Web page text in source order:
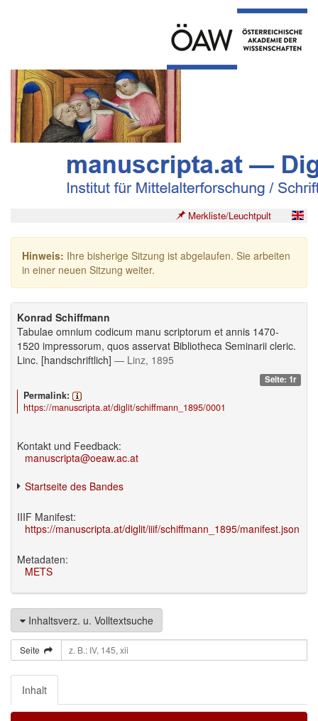
Merkliste/Leuchtpult
Hinweis: Ihre bisherige Sitzung ist abgelaufen. Sie arbeiten
in einer neuen Sitzung weiter.
Konrad Schiffmann
Tabulae omnium codicum manu scriptorum et annis 1470-
1520 impressorum, quos asservat Bibliotheca Seminarii cleric.
Linc. [handschriftlich] — Linz, 1895
Seite: 1r
Permalink:
https://manuscripta.at/diglit/schiffmann_1895/0001
Kontakt und Feedback:
manuscripta@oeaw.ac.at
Startseite des Bandes
IIIF Manifest:
https://manuscripta.at/diglit/iiif/schiffmann_1895/manifest.json
Metadaten:
METS
Inhaltsverz. u. Volltextsuche
Seite
Inhalt